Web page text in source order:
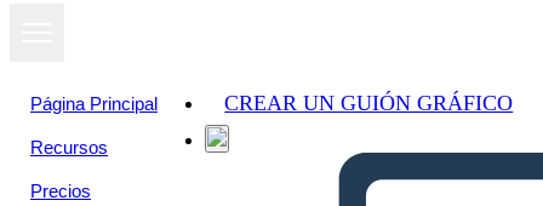
Página Principal
Recursos
Precios
CREAR UN GUIÓN GRÁFICO